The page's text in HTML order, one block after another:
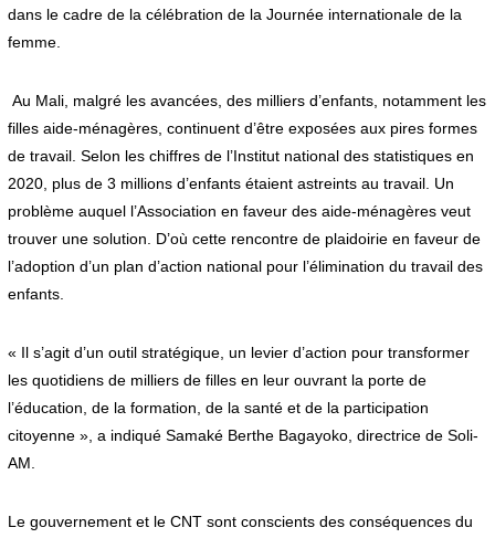
dans le cadre de la célébration de la Journée internationale de la
femme.
Au Mali, malgré les avancées, des milliers d’enfants, notamment les
filles aide-ménagères, continuent d’être exposées aux pires formes
de travail. Selon les chiffres de l’Institut national des statistiques en
2020, plus de 3 millions d’enfants étaient astreints au travail. Un
problème auquel l’Association en faveur des aide-ménagères veut
trouver une solution. D’où cette rencontre de plaidoirie en faveur de
l’adoption d’un plan d’action national pour l’élimination du travail des
enfants.
« Il s’agit d’un outil stratégique, un levier d’action pour transformer
les quotidiens de milliers de filles en leur ouvrant la porte de
l’éducation, de la formation, de la santé et de la participation
citoyenne », a indiqué Samaké Berthe Bagayoko, directrice de Soli-
AM.
Le gouvernement et le CNT sont conscients des conséquences du